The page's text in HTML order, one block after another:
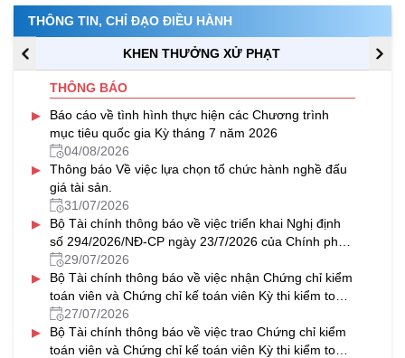
THÔNG TIN, CHỈ ĐẠO ĐIỀU HÀNH
KHEN THƯỞNG XỬ PHẠT
THÔNG BÁO
▸
Báo cáo về tình hình thực hiện các Chương trình
mục tiêu quốc gia Kỳ tháng 7 năm 2026
04/08/2026
▸
Thông báo Về việc lựa chọn tổ chức hành nghề đấu
giá tài sản.
31/07/2026
▸
Bộ Tài chính thông báo về việc triển khai Nghị định
số 294/2026/NĐ-CP ngày 23/7/2026 của Chính phủ
về tổ hợp tác
29/07/2026
▸
Bộ Tài chính thông báo về việc nhận Chứng chỉ kiểm
toán viên và Chứng chỉ kế toán viên Kỳ thi kiểm toán
viên, kế toán viên năm 2025
27/07/2026
▸
Bộ Tài chính thông báo về việc trao Chứng chỉ kiểm
toán viên và Chứng chỉ kế toán viên Kỳ thi kiểm toán